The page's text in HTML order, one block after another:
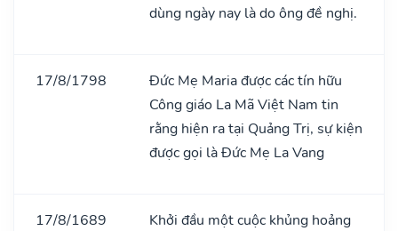
dùng ngày nay là do ông đề nghị.
17/8/1798
Đức Mẹ Maria được các tín hữu
Công giáo La Mã Việt Nam tin
rằng hiện ra tại Quảng Trị, sự kiện
được gọi là Đức Mẹ La Vang
17/8/1689
Khởi đầu một cuộc khủng hoảng